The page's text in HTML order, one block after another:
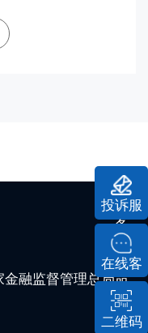
投诉服
务
在线客
服
二维码
金融监督管理总局